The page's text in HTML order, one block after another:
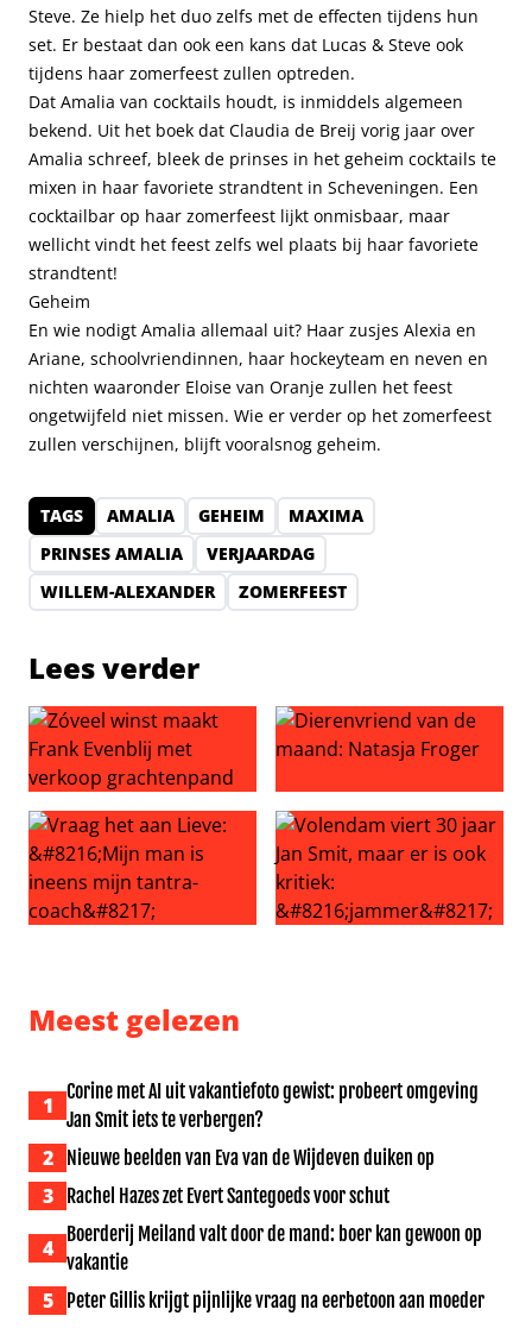
Steve. Ze hielp het duo zelfs met de effecten tijdens hun
set. Er bestaat dan ook een kans dat Lucas & Steve ook
tijdens haar zomerfeest zullen optreden.
Dat Amalia van cocktails houdt, is inmiddels algemeen
bekend. Uit het boek dat Claudia de Breij vorig jaar over
Amalia schreef, bleek de prinses in het geheim cocktails te
mixen in haar favoriete strandtent in Scheveningen. Een
cocktailbar op haar zomerfeest lijkt onmisbaar, maar
wellicht vindt het feest zelfs wel plaats bij haar favoriete
strandtent!
Geheim
En wie nodigt Amalia allemaal uit? Haar zusjes Alexia en
Ariane, schoolvriendinnen, haar hockeyteam en neven en
nichten waaronder Eloise van Oranje zullen het feest
ongetwijfeld niet missen. Wie er verder op het zomerfeest
zullen verschijnen, blijft vooralsnog geheim.
TAGS AMALIA GEHEIM
MAXIMA
PRINSES AMALIA
VERJAARDAG
WILLEM-ALEXANDER
ZOMERFEEST
Lees verder
Zóveel winst maakt Frank Evenblij met verkoop
Dierenvriend van de
Meest gelezen
1
Corine met AI uit vakantiefoto gewist: probeert omgeving
Jan Smit iets te verbergen?
2 Nieuwe beelden van Eva van de Wijdeven duiken op
3 Rachel Hazes zet Evert Santegoeds voor schut
4
Boerderij Meiland valt door de mand: boer kan gewoon op
vakantie
5 Peter Gillis krijgt pijnlijke vraag na eerbetoon aan moeder